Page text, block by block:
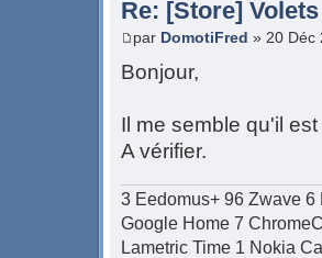
Re: [Store]
par DomotiFred » 20 Déc
Bonjour,
Il me semble qu'il
A vérifier.
3 Eedomus+ 96 Zwave
Google Home 7
Lametric Time 1 Nokia